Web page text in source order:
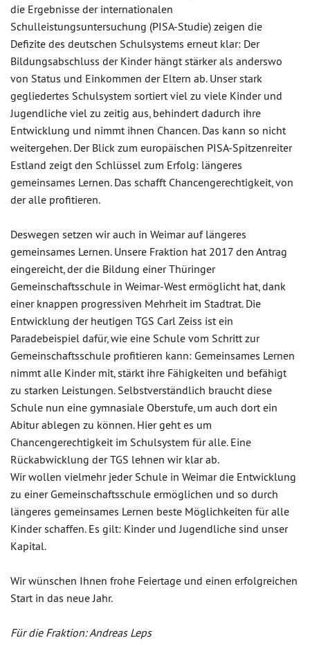
die Ergebnisse der internationalen
Schulleistungsuntersuchung (PISA-Studie) zeigen die
Defizite des deutschen Schulsystems erneut klar: Der
Bildungsabschluss der Kinder hängt stärker als anderswo
von Status und Einkommen der Eltern ab. Unser stark
gegliedertes Schulsystem sortiert viel zu viele Kinder und
Jugendliche viel zu zeitig aus, behindert dadurch ihre
Entwicklung und nimmt ihnen Chancen. Das kann so nicht
weitergehen. Der Blick zum europäischen PISA-Spitzenreiter
Estland zeigt den Schlüssel zum Erfolg: längeres
gemeinsames Lernen. Das schafft Chancengerechtigkeit, von
der alle profitieren.
Deswegen setzen wir auch in Weimar auf längeres
gemeinsames Lernen. Unsere Fraktion hat 2017 den Antrag
eingereicht, der die Bildung einer Thüringer
Gemeinschaftsschule in Weimar-West ermöglicht hat, dank
einer knappen progressiven Mehrheit im Stadtrat. Die
Entwicklung der heutigen TGS Carl Zeiss ist ein
Paradebeispiel dafür, wie eine Schule vom Schritt zur
Gemeinschaftsschule profitieren kann: Gemeinsames Lernen
nimmt alle Kinder mit, stärkt ihre Fähigkeiten und befähigt
zu starken Leistungen. Selbstverständlich braucht diese
Schule nun eine gymnasiale Oberstufe, um auch dort ein
Abitur ablegen zu können. Hier geht es um
Chancengerechtigkeit im Schulsystem für alle. Eine
Rückabwicklung der TGS lehnen wir klar ab.
Wir wollen vielmehr jeder Schule in Weimar die Entwicklung
zu einer Gemeinschaftsschule ermöglichen und so durch
längeres gemeinsames Lernen beste Möglichkeiten für alle
Kinder schaffen. Es gilt: Kinder und Jugendliche sind unser
Kapital.
Wir wünschen Ihnen frohe Feiertage und einen erfolgreichen
Start in das neue Jahr.
Für die Fraktion: Andreas Leps